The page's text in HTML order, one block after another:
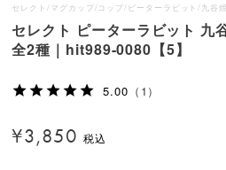
セレクト/マグカップ/コップ/ピーターラビット/九谷
セレクト ピーターラビット 九
全2種｜hit989-0080【5】
5.00 （1）
¥3,850